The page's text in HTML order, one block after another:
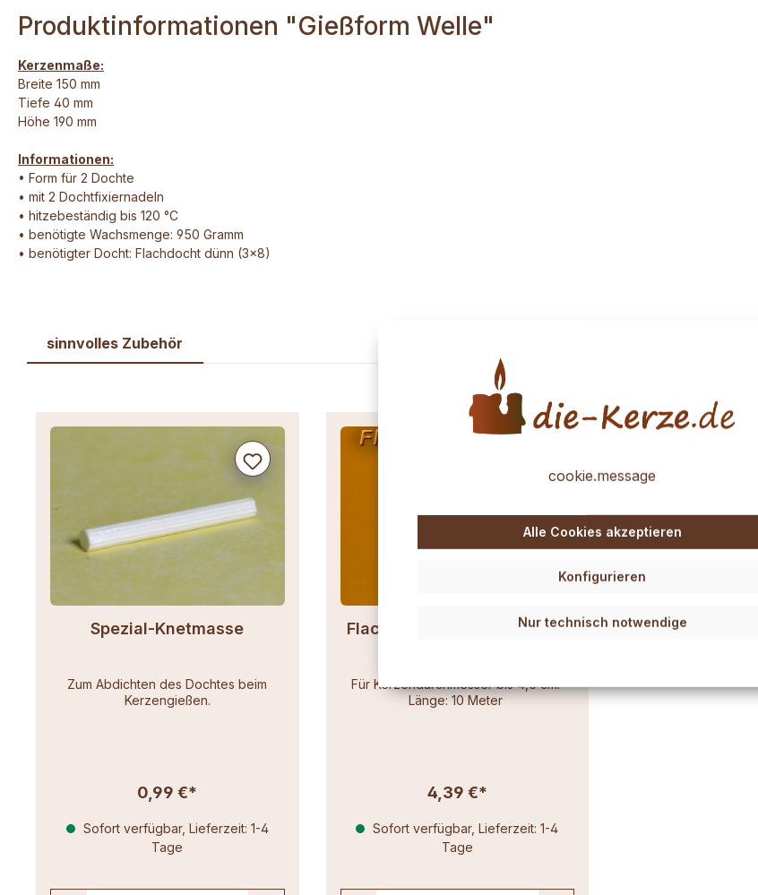
Produktinformationen "Gießform Welle"
Kerzenmaße:
Breite 150 mm
Tiefe 40 mm
Höhe 190 mm
Informationen:
• Form für 2 Dochte
• mit 2 Dochtfixiernadeln
• hitzebeständig bis 120 °C
• benötigte Wachsmenge: 950 Gramm
• benötigter Docht: Flachdocht dünn (3x8)
sinnvolles Zubehör
Spezial-Knetmasse
Zum Abdichten des Dochtes beim
Kerzengießen.
0,99 €*
Sofort verfügbar, Lieferzeit: 1-4
Tage
Flachdocht dünn (3x8) 10m
Für Kerzendurchmesser bis 4,5 cm.
Länge: 10 Meter
4,39 €*
Sofort verfügbar, Lieferzeit: 1-4
Tage
cookie.message
Nur technisch notwendige
Konfigurieren
Alle Cookies akzeptieren